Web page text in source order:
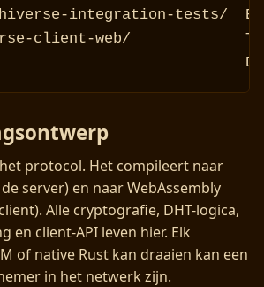
integration-tests/
client-web/
protocol. Het compileert naar
server) en naar WebAssembly
Alle cryptografie, DHT-logica,
en client-API leven hier. Elk
of native Rust kan draaien kan een
in het netwerk zijn.